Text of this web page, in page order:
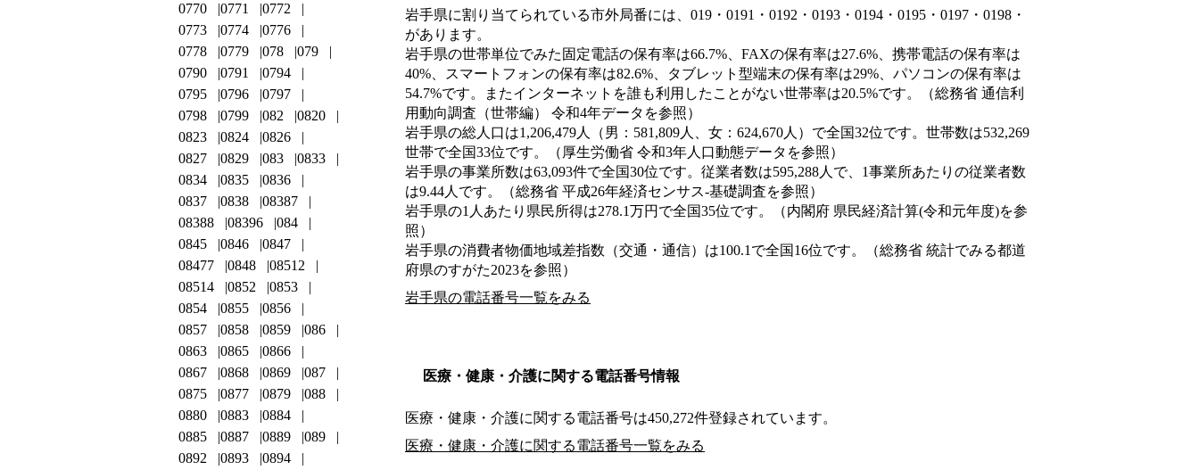
岩手県に割り当てられている市外局番には、019・0191・0192・0193・0194・0195・0197・0198・
があります。
岩手県の世帯単位でみた固定電話の保有率は66.7%、FAXの保有率は27.6%、携帯電話の保有率は
40%、スマートフォンの保有率は82.6%、タブレット型端末の保有率は29%、パソコンの保有率は
54.7%です。またインターネットを誰も利用したことがない世帯率は20.5%です。（総務省 通信利
用動向調査（世帯編） 令和4年データを参照）
岩手県の総人口は1,206,479人（男：581,809人、女：624,670人）で全国32位です。世帯数は532,269
世帯で全国33位です。（厚生労働省 令和3年人口動態データを参照）
岩手県の事業所数は63,093件で全国30位です。従業者数は595,288人で、1事業所あたりの従業者数
は9.44人です。（総務省 平成26年経済センサス‐基礎調査を参照）
岩手県の1人あたり県民所得は278.1万円で全国35位です。（内閣府 県民経済計算(令和元年度)を参
照）
岩手県の消費者物価地域差指数（交通・通信）は100.1で全国16位です。（総務省 統計でみる都道
府県のすがた2023を参照）
岩手県の電話番号一覧をみる
医療・健康・介護に関する電話番号情報
医療・健康・介護に関する電話番号は450,272件登録されています。
医療・健康・介護に関する電話番号一覧をみる
0770
0771
0772
0773
0774
0776
0778
0779 078
079
0790
0791
0794
0795
0796
0797
0798
0799 082
0820
0823
0824
0826
0827
0829 083
0833
0834
0835
0836
0837
0838
08387
08388
08396
084
0845
0846
0847
08477
0848
08512
08514
0852
0853
0854
0855
0856
0857
0858 0859
086
0863
0865
0866
0867
0868 0869
087
0875
0877 0879
088
0880
0883
0884
0885
0887 0889
089
0892
0893
0894